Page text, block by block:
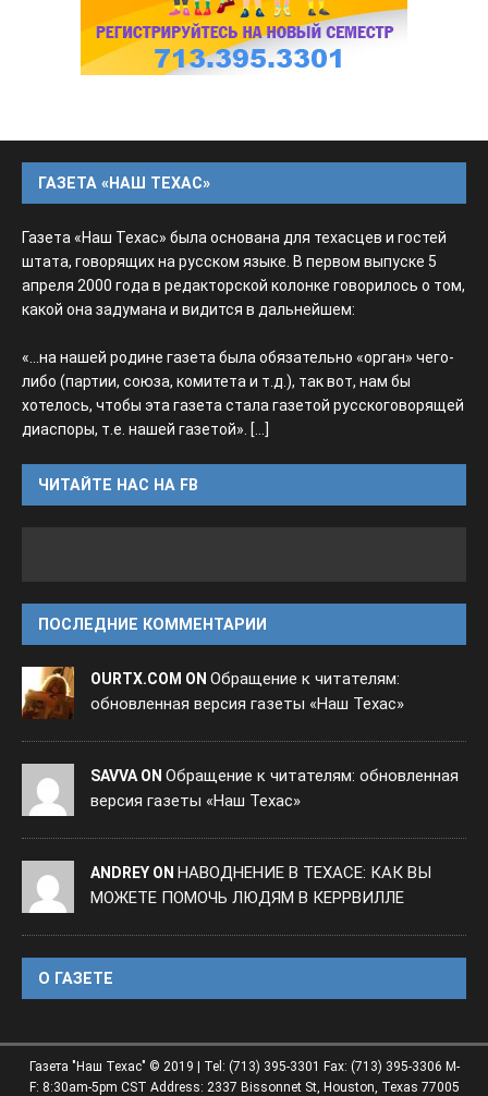
ГАЗЕТА «НАШ ТЕХАС»
Газета «Наш Техас» была основана для техасцев и гостей
штата, говорящих на русском языке. В первом выпуске 5
апреля 2000 года в редакторской колонке говорилось о том,
какой она задумана и видится в дальнейшем:
«...на нашей родине газета была обязательно «орган» чего-
либо (партии, союза, комитета и т.д.), так вот, нам бы
хотелось, чтобы эта газета стала газетой русскоговорящей
диаспоры, т.е. нашей газетой». [...]
ЧИТАЙТЕ НАС НА FB
ПОСЛЕДНИЕ КОММЕНТАРИИ
OURTX.COM ON Обращение к читателям:
обновленная версия газеты «Наш Техас»
SAVVA ON Обращение к читателям: обновленная
версия газеты «Наш Техас»
ANDREY ON НАВОДНЕНИЕ В ТЕХАСЕ: КАК ВЫ
МОЖЕТЕ ПОМОЧЬ ЛЮДЯМ В КЕРРВИЛЛЕ
O ГАЗЕТЕ
Газета "Наш Техас" © 2019 | Tel: (713) 395-3301 Fax: (713) 395-3306 M-
F: 8:30am-5pm CST Address: 2337 Bissonnet St, Houston, Texas 77005